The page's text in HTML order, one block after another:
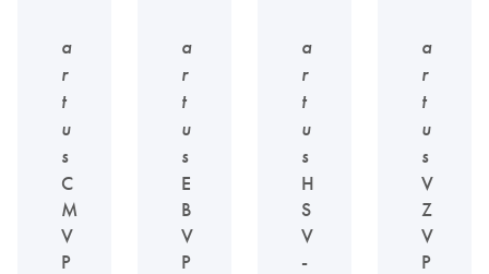
a
r
t
u
s
C
M
V
P
a
r
t
u
s
E
B
V
P
a
r
t
u
s
H
S
V
-
a
r
t
u
s
V
Z
V
P